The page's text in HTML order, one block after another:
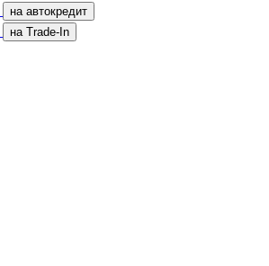
на автокредит
на Trade-In